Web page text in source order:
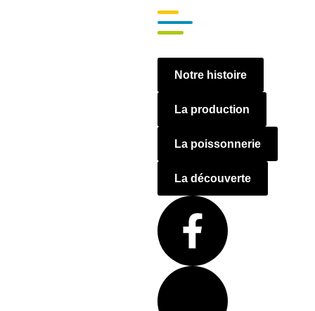
Notre histoire
La production
La poissonnerie
La découverte